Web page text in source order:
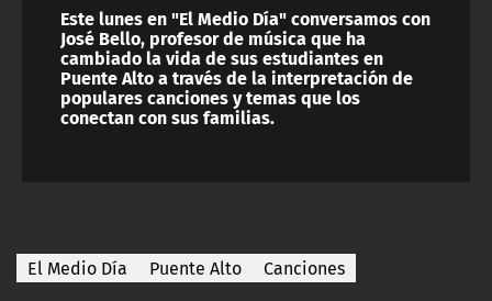
Este lunes en "El Medio Día" conversamos con
José Bello, profesor de música que ha
cambiado la vida de sus estudiantes en
Puente Alto a través de la interpretación de
populares canciones y temas que los
conectan con sus familias.
El Medio Día Puente Alto Canciones